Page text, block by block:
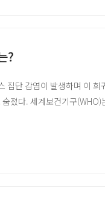
and Uganda (게시
18명 시점)
?
단 감염이 발생하며 이
졌다. 세계보건기구
제나 백신은 존재하지 않는